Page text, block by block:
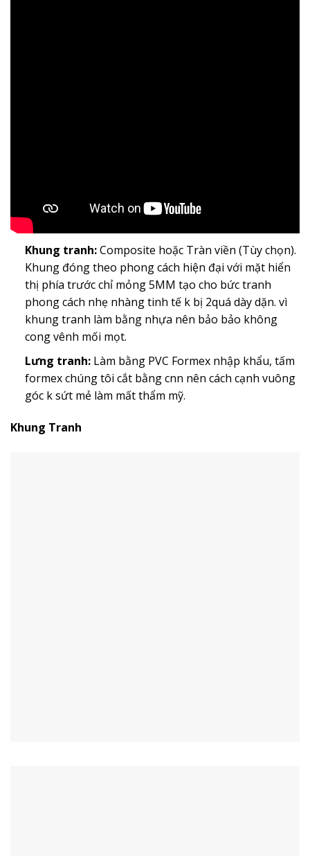
Khung tranh:Composite hoặc Tràn viền (Tùy chọn).
Khung đóng theo phong cách hiện đại với mặt hiển
thị phía trước chỉ mỏng 5MM tạo cho bức tranh
phong cách nhẹ nhàng tinh tế k bị 2quá dày dặn. vì
khung tranh làm bằng nhựa nên bảo bảo không
cong vênh mối mọt.
Lưng tranh:Làm bằng PVC Formex nhập khẩu, tấm
formex chúng tôi cắt bằng cnn nên cách cạnh vuông
góc k sứt mẻ làm mất thẩm mỹ.
Khung Tranh